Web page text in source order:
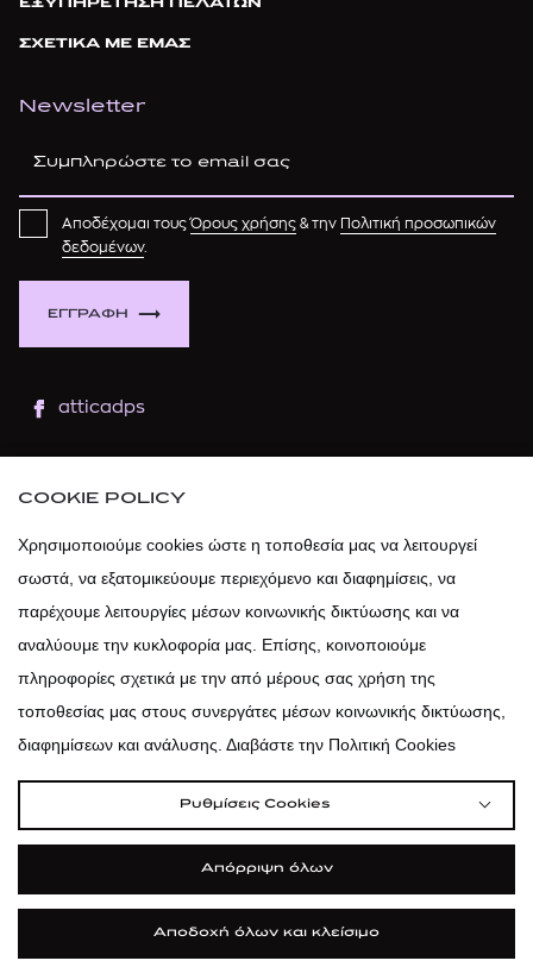
ΕΞΥΠΗΡΕΤΗΣΗ ΠΕΛΑΤΩΝ
ΣΧΕΤΙΚΑ ΜΕ ΕΜΑΣ
Newsletter
ΕΓΓΡΑΦΗ
Αποδέχομαι τουςΌρους χρήσης & την
Πολιτική προσωπικών
δεδομένων.
atticadps
atticadps
| Πολιτική Cookies | Κώδικας Δεοντολογίας
Προστασία Προσωπικών Δεδομένων
COOKIE POLICY
Χρησιμοποιούμε cookies ώστε η τοποθεσία μας να λειτουργεί
σωστά, να εξατομικεύουμε περιεχόμενο και διαφημίσεις, να
παρέχουμε λειτουργίες μέσων κοινωνικής δικτύωσης και να
αναλύουμε την κυκλοφορία μας. Επίσης, κοινοποιούμε
πληροφορίες σχετικά με την από μέρους σας χρήση της
τοποθεσίας μας στους συνεργάτες μέσων κοινωνικής δικτύωσης,
διαφημίσεων και ανάλυσης. Διαβάστε την Πολιτική Cookies
Ρυθμίσεις Cookies
Απόρριψη όλων
Αποδοχή όλων και κλείσιμο